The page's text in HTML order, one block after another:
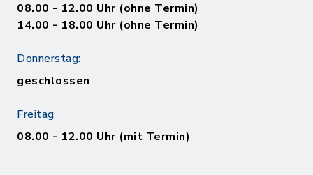
08.00 - 12.00 Uhr (ohne Termin)
14.00 - 18.00 Uhr (ohne Termin)
Donnerstag:
geschlossen
Freitag
08.00 - 12.00 Uhr (mit Termin)